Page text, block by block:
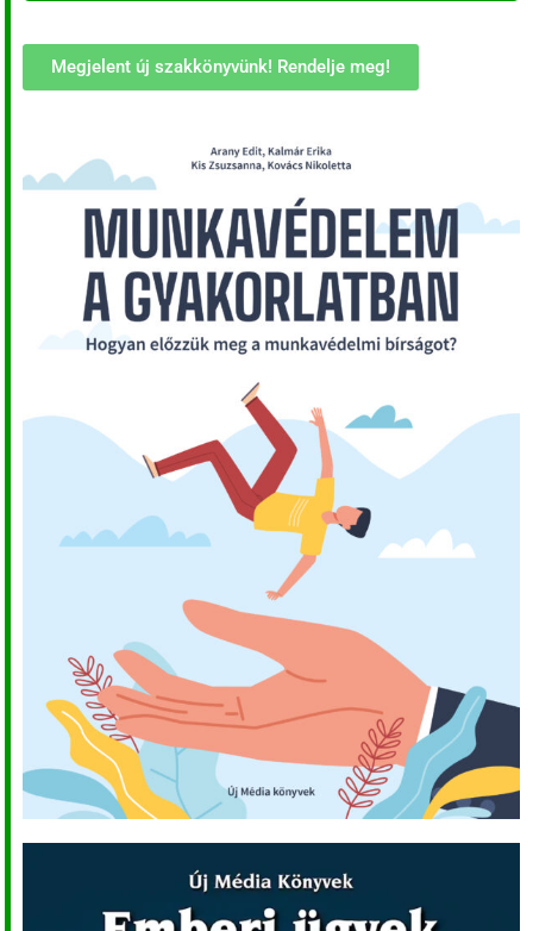
Megjelent új szakkönyvünk! Rendelje meg!